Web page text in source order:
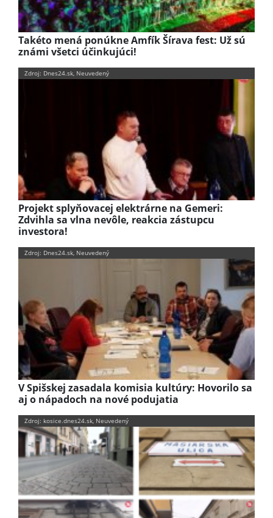
Takéto mená ponúkne Amfík Šírava fest: Už sú
známi všetci účinkujúci!
Zdroj: Dnes24.sk, Neuvedený
Projekt splyňovacej elektrárne na Gemeri:
Zdvihla sa vlna nevôle, reakcia zástupcu
investora!
Zdroj: Dnes24.sk, Neuvedený
V Spišskej zasadala komisia kultúry: Hovorilo sa
aj o nápadoch na nové podujatia
Zdroj: kosice.dnes24.sk, Neuvedený